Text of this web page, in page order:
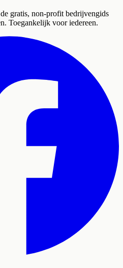
gratis, non-profit bedrijvengids
Toegankelijk voor iedereen.